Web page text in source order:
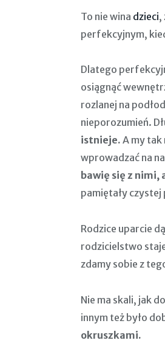
To nie wina dzieci,
perfekcyjnym,
Dlatego
osiągnąć
rozlanej na
nieporozumień.
istnieje. A my tak
wprowadzać na
bawię się z nimi,
pamiętały czystej
Rodzice uparcie
rodzicielstwo
zdamy sobie z
Nie ma skali, jak
innym też było
okruszkami.